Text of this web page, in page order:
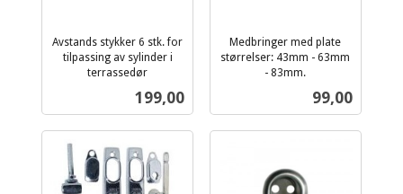
Avstands stykker 6 stk. for
tilpassing av sylinder i
terrassedør
Pris
199,00
Medbringer med plate
størrelser: 43mm - 63mm
- 83mm.
Pris
99,00